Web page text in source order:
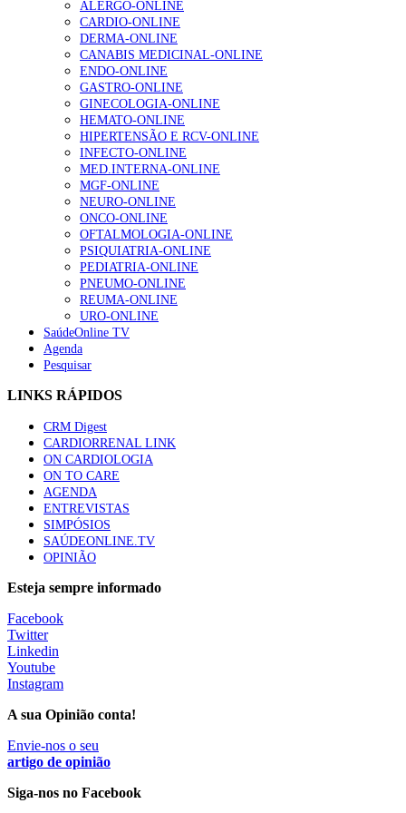
203 visualizações
1.º Episódio do Podcast “Frequência Cardio – Sintoniza-
te na Insuficiência Cardíaca” da Bayer
169 visualizações
Alguns milhares de utentes podem ficar sem médico de
família com nova regras do registo, alerta associação
132 visualizações
“Os programas de rastreio do cancro do pulmão são
custo-efetivos e representam um investimento
sustentável para os sistemas de saúde”
93 visualizações
apresentavam níveis elevados de Lp(a), revela estudo
Trodelvy aprovado para primeira linha no cancro da
mama triplo negativo metastático em doentes não
elegíveis para inibidores PD-(L)1
61 visualizações
MAIS NOTÍCIAS
Quase 11.900 jovens recorreram aos cheques psicólogo e
nutricionista no primeiro mês
7 Ago, 2026
ULS de Coimbra estreia cirurgia endoscópica do ouvido com
apoio robótico em Portugal
ALERGO-ONLINE
CARDIO-ONLINE
DERMA-ONLINE
CANABIS MEDICINAL-ONLINE
ENDO-ONLINE
GASTRO-ONLINE
GINECOLOGIA-ONLINE
HEMATO-ONLINE
HIPERTENSÃO E RCV-ONLINE
INFECTO-ONLINE
MED.INTERNA-ONLINE
MGF-ONLINE
NEURO-ONLINE
ONCO-ONLINE
OFTALMOLOGIA-ONLINE
PSIQUIATRIA-ONLINE
PEDIATRIA-ONLINE
PNEUMO-ONLINE
REUMA-ONLINE
URO-ONLINE
SaúdeOnline TV
Agenda
Pesquisar
LINKS RÁPIDOS
CRM Digest
CARDIORRENAL LINK
ON CARDIOLOGIA
ON TO CARE
AGENDA
ENTREVISTAS
SIMPÓSIOS
SAÚDEONLINE.TV
OPINIÃO
Esteja sempre informado
Facebook
Twitter
Linkedin
Youtube
Instagram
A sua Opinião conta!
Envie-nos o seu
artigo de opinião
Siga-nos no Facebook